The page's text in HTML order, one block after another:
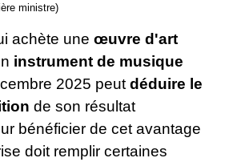
ministre)
achète une œuvre d'art
instrument de musique
2025 peut déduire le
de son résultat
bénéficier de cet avantage
doit remplir certaines